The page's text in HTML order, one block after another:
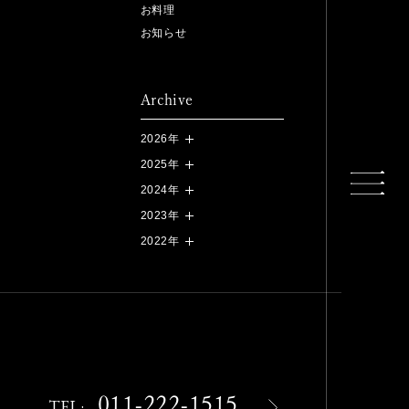
お料理
お知らせ
Archive
2026年
2025年
2024年
2023年
2022年
011-222-1515